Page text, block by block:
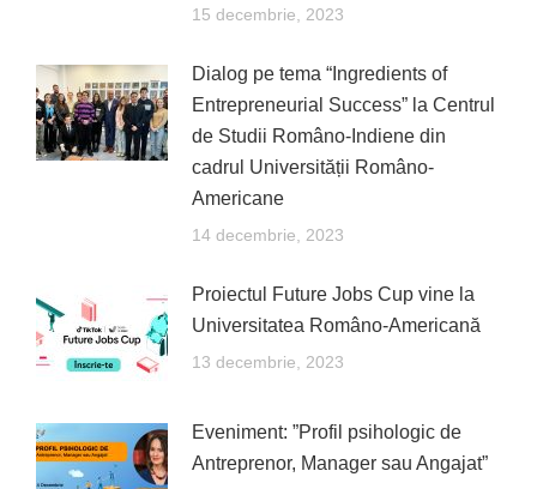
15 decembrie, 2023
Dialog pe tema “Ingredients of
Entrepreneurial Success” la Centrul
de Studii Româno-Indiene din
cadrul Universității Româno-
Americane
14 decembrie, 2023
Proiectul Future Jobs Cup vine la
Universitatea Româno-Americană
13 decembrie, 2023
Eveniment: ”Profil psihologic de
Antreprenor, Manager sau Angajat”